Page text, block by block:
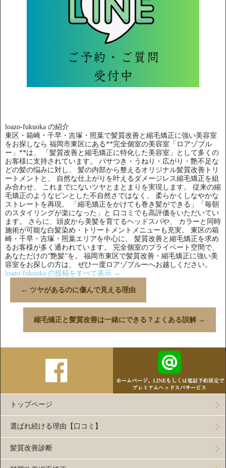
loazo-fukuoka の紹介
東区・箱崎・千早・吉塚・照葉で髪質改善と縮毛矯正に強い美容室
をお探しなら 福岡市東区にある**完全個室の美容室「ロアゾブル
ー」**は、 「髪質改善と縮毛矯正に特化した美容室」として多くの
お客様に支持されています。 パサつき・うねり・広がり・艶不足な
どの髪の悩みに対し、 髪の内部から整えるオリジナル髪質改善トリ
ートメントと、 自然な仕上がりを叶えるダメージレス縮毛矯正を組
み合わせ、 これまでにないツヤとまとまりを実現します。 従来の縮
毛矯正のようなピンとした不自然さではなく、 柔らかくしなやかな
ストレートを再現。 「縮毛矯正をかけても巻き髪ができる」「毎朝
のスタイリングが楽になった」と 口コミでも高評価をいただいてい
ます。 さらに、頭皮から美髪を育てるヘッドスパや、 カラーと同時
施術が可能な白髪染め・トリートメントメニューも充実。 東区の箱
崎・千早・吉塚・照葉エリアを中心に、 髪質改善と縮毛矯正を求め
るお客様が多く通われています。 完全個室のプライベート空間で、
あなただけの“艶髪”を。 福岡市東区で髪質改善・縮毛矯正に強い美
容室をお探しの方は、 ぜひ一度ロアゾブルーへお越しください。
loazo-fukuoka の投稿をすべて表示 →
← ツヤがあるのに傷んで見える理由
縮毛矯正と髪質改善は一緒にできる？よくある誤解 →
トップページ
選ばれ続ける理由【口コミ】
髪質改善診断